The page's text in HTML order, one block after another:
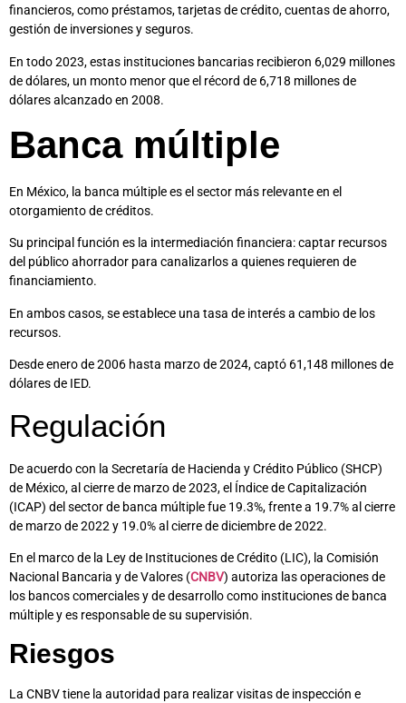
financieros, como préstamos, tarjetas de crédito, cuentas de ahorro,
gestión de inversiones y seguros.
En todo 2023, estas instituciones bancarias recibieron 6,029 millones
de dólares, un monto menor que el récord de 6,718 millones de
dólares alcanzado en 2008.
Banca múltiple
En México, la banca múltiple es el sector más relevante en el
otorgamiento de créditos.
Su principal función es la intermediación financiera: captar recursos
del público ahorrador para canalizarlos a quienes requieren de
financiamiento.
En ambos casos, se establece una tasa de interés a cambio de los
recursos.
Desde enero de 2006 hasta marzo de 2024, captó 61,148 millones de
dólares de IED.
Regulación
De acuerdo con la Secretaría de Hacienda y Crédito Público (SHCP)
de México, al cierre de marzo de 2023, el Índice de Capitalización
(ICAP) del sector de banca múltiple fue 19.3%, frente a 19.7% al cierre
de marzo de 2022 y 19.0% al cierre de diciembre de 2022.
En el marco de la Ley de Instituciones de Crédito (LIC), la Comisión
Nacional Bancaria y de Valores (CNBV) autoriza las operaciones de
los bancos comerciales y de desarrollo como instituciones de banca
múltiple y es responsable de su supervisión.
Riesgos
La CNBV tiene la autoridad para realizar visitas de inspección e